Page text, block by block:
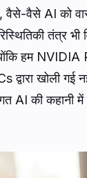
वैसे-वैसे AI को
तंत्र
हम
खोली गई
AI की कहानी में